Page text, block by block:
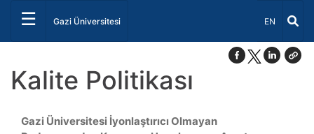
☰ Gazi Üniversitesi Dil Seçiniz
EN
Kalite Politikası
Gazi Üniversitesi İyonlaştırıcı Olmayan